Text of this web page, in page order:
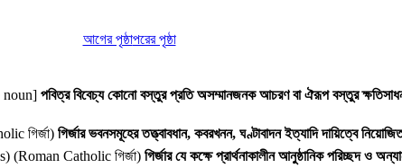
আগের পৃষ্ঠাপরের পৃষ্ঠা
noun] পবিত্র বিবেচ্য কোনো বস্তুর প্রতি অসম্মানজনক আচরণ বা ঐরূপ বস্তুর ক্ষতিসাধন;
গির্জা) গির্জার ভবনসমূহের তত্ত্বাবধান, কবরখনন, ঘণ্টাবাদন ইত্যাদি দায়িত্বে নিয়োজিত
(Roman Catholic গির্জা) গির্জার যে কক্ষে প্রার্থনাকালীন আনুষ্ঠানিক পরিচ্ছদ ও